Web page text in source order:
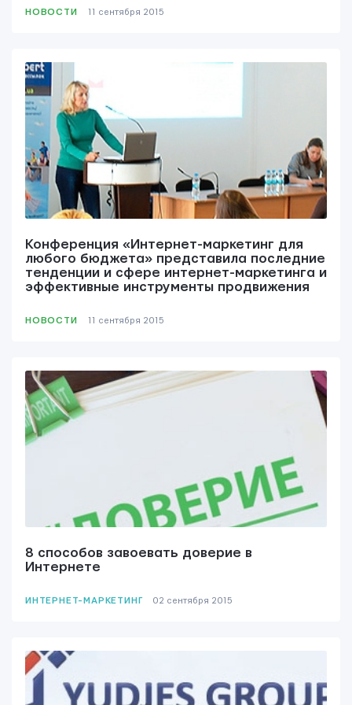
НОВОСТИ 11 сентября 2015
Конференция «Интернет-маркетинг для
любого бюджета» представила последние
тенденции и сфере интернет-маркетинга и
эффективные инструменты продвижения
НОВОСТИ 11 сентября 2015
8 способов завоевать доверие в
Интернете
ИНТЕРНЕТ-МАРКЕТИНГ 02 сентября 2015
Контактная информация
info@yudjes.com